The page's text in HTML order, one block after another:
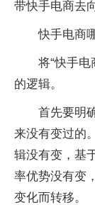
带快手电商去
快手电商
将“快手
的逻辑。
首先要明
来没有变过的
辑没有变，基
率优势没有变
变化而转移。